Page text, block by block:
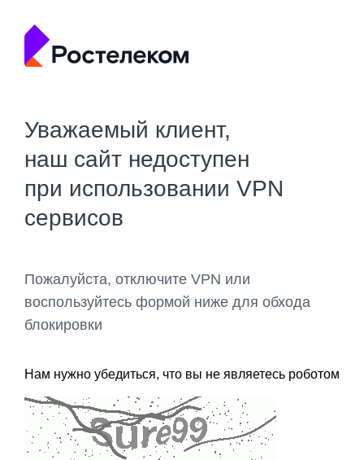
Уважаемый клиент,
наш сайт недоступен
при использовании VPN
сервисов
Пожалуйста, отключите VPN или
воспользуйтесь формой ниже для обхода
блокировки
Нам нужно убедиться, что вы не являетесь роботом